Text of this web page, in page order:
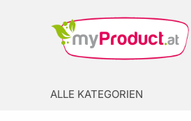
ALLE KATEGORIEN